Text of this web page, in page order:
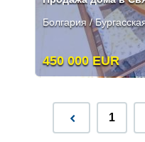
Болгария /
450 000 EUR
1